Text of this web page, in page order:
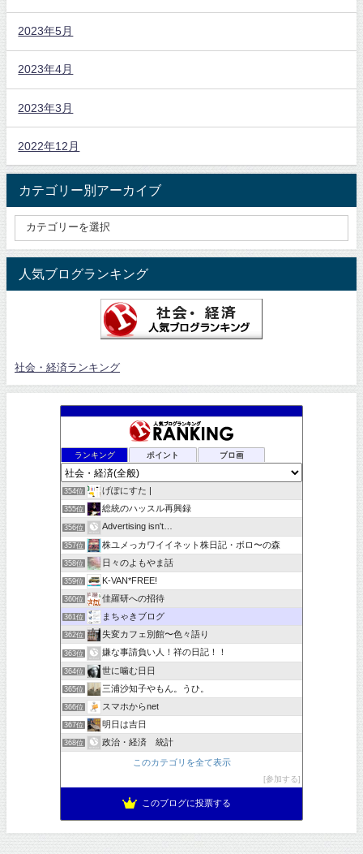
2023年5月
2023年4月
2023年3月
2022年12月
カテゴリー別アーカイブ
人気ブログランキング
社会・経済ランキング
ランキング ポイント ブロ画
354位 げぽにすた |
355位 総統のハッスル再興録
356位 Advertising isn't…
357位 株ユメっカワイイネット株日記・ボロ〜の森
358位 日々のよもやま話
359位 K-VAN*FREE!
360位 佳羅研への招待
361位 まちゃきブログ
362位 失変カフェ別館〜色々語り
363位 嫌な事請負い人！祥の日記！！
364位 世に噛む日日
365位 三浦沙知子やもん。うひ。
366位 スマホからnet
367位 明日は吉日
368位 政治・経済 統計
このカテゴリを全て表示
参加する
このブログに投票する